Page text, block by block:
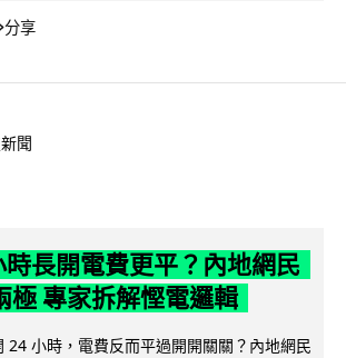
分享
聞
長開電費更平？內地網民
極 專家拆解慳電邏輯
24 小時，電費反而平過開開關關？內地網民